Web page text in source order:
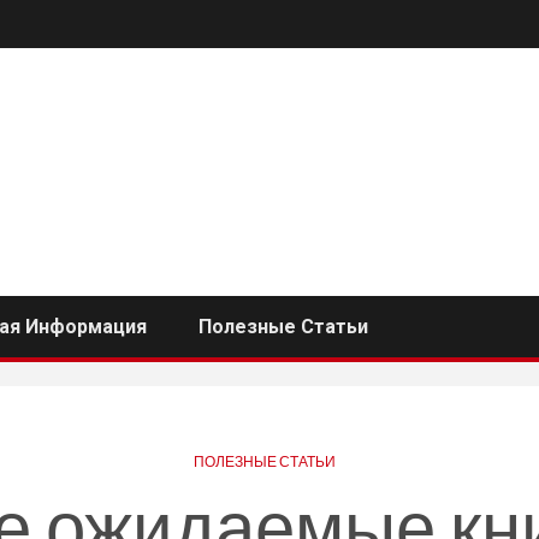
Информация Полезные Статьи
ПОЛЕЗНЫЕ СТАТЬИ